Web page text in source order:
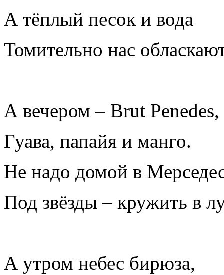
А тёплый песок и вода
Томительно нас
А вечером – Brut
Гуава, папайя и манго.
Не надо домой в
Под звёзды – кружить в
А утром небес бирюза,